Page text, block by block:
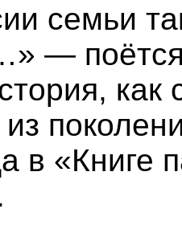
семьи
—
как
в «Книге